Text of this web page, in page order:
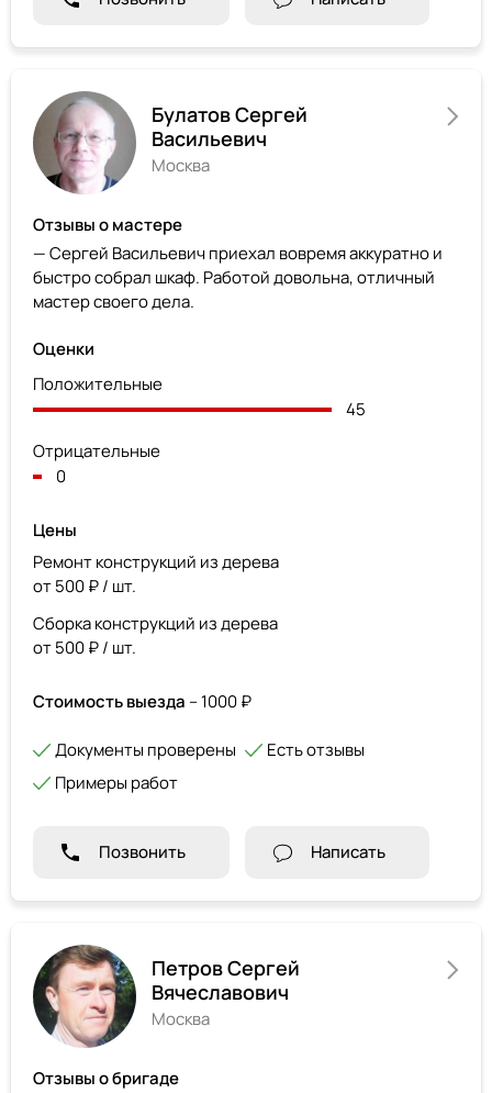
Булатов Сергей
Васильевич
Москва
Отзывы о мастере
— Сергей Васильевич приехал вовремя аккуратно и
быстро собрал шкаф. Работой довольна, отличный
мастер своего дела.
Оценки
Положительные
45
Отрицательные
0
Цены
Ремонт конструкций из дерева
от 500 ₽ / шт.
Сборка конструкций из дерева
от 500 ₽ / шт.
Стоимость выезда – 1000 ₽
Документы проверены
Есть отзывы
Примеры работ
Позвонить Написать
Петров Сергей
Вячеславович
Москва
Отзывы о бригаде